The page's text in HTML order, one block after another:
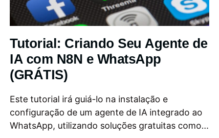
Tutorial: Criando Seu Agente de
IA com N8N e WhatsApp
(GRÁTIS)
Este tutorial irá guiá-lo na instalação e
configuração de um agente de IA integrado ao
WhatsApp, utilizando soluções gratuitas como...